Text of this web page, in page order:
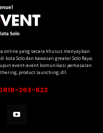
online yang secara khusus menyajikan
Solo dan kawasan greater Solo Raya;
event-event komunikasi pemasaran
product launching, dll.
263-823